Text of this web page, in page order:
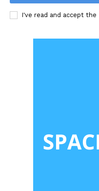
I've read and accept the